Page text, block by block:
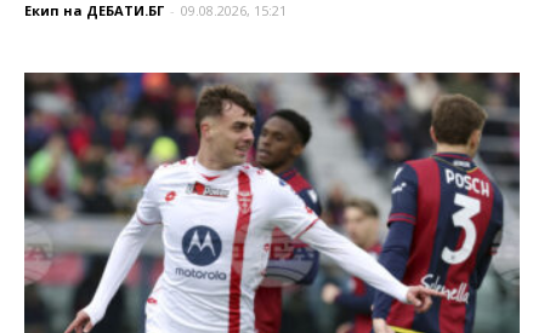
Екип на ДЕБАТИ.БГ - 09.08.2026, 15:21